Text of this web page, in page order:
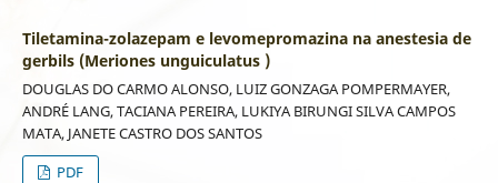
Tiletamina-zolazepam e levomepromazina na anestesia de
gerbils (Meriones unguiculatus )
DOUGLAS DO CARMO ALONSO, LUIZ GONZAGA POMPERMAYER,
ANDRÉ LANG, TACIANA PEREIRA, LUKIYA BIRUNGI SILVA CAMPOS
MATA, JANETE CASTRO DOS SANTOS
PDF